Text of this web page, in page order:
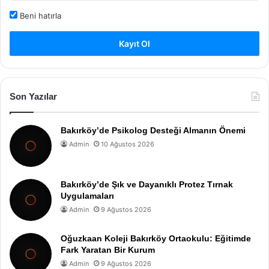
Beni hatırla
Kayıt Ol
Son Yazılar
Bakırköy’de Psikolog Desteği Almanın Önemi
Admin 10 Ağustos 2026
Bakırköy’de Şık ve Dayanıklı Protez Tırnak
Uygulamaları
Admin 9 Ağustos 2026
Oğuzkaan Koleji Bakırköy Ortaokulu: Eğitimde
Fark Yaratan Bir Kurum
Admin 9 Ağustos 2026